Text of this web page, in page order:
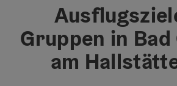
Gruppen in
am